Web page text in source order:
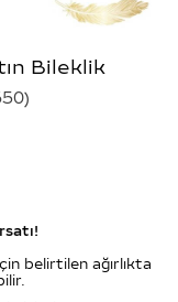
Bileklik
belirtilen ağırlıkta